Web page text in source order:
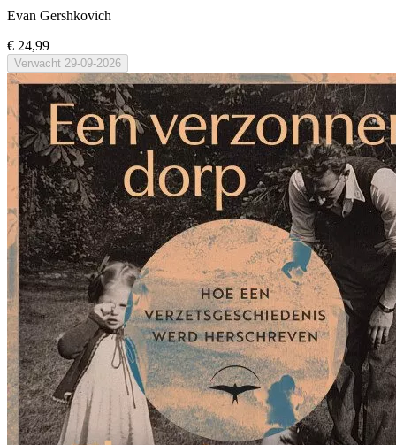
Evan Gershkovich
€ 24,99
Verwacht 29-09-2026